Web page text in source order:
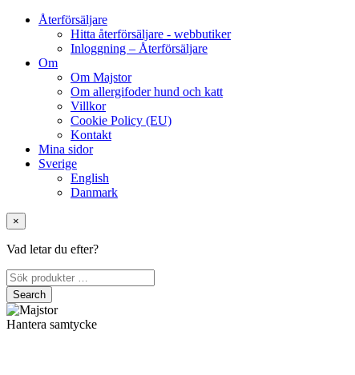
Återförsäljare
Hitta återförsäljare - webbutiker
Inloggning – Återförsäljare
Om
Om Majstor
Om allergifoder hund och katt
Villkor
Cookie Policy (EU)
Kontakt
Mina sidor
Sverige
English
Danmark
×
Vad letar du efter?
Hantera samtycke